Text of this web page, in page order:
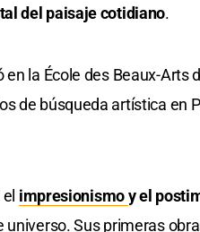
del paisaje cotidiano.
en la École des Beaux-Arts
de búsqueda artística en
impresionismoy el
universo. Sus primeras